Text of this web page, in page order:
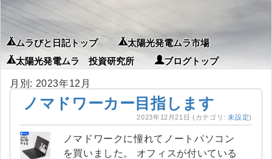
ムラびと日記トップ
太陽光発電ムラ市場
太陽光発電ムラ 投資研究所
ブログトップ
月別: 2023年12月
ノマドワーカー目指します
2023年12月21日 (カテゴリ:未設定)
ノマドワークに憧れてノートパソコン
を買いました。 オフィスが付いている